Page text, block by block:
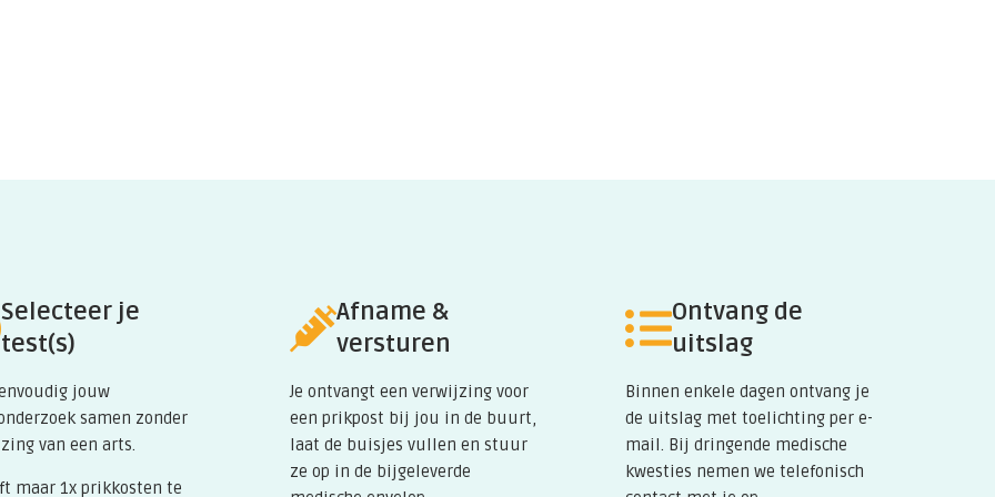
muh-TOE-sis) zorgt ervoor dat
dat je eet. Het teveel aan
lever, hart en alvleesklier. Het
leidt tot levensbedreigende
en cirrose.
Selecteer je
test(s)
jouw
samen zonder
van een arts.
maar 1x prikkosten te
Afname &
versturen
Je ontvangt een verwijzing voor
een prikpost bij jou in de buurt,
laat de buisjes vullen en stuur
ze op in de bijgeleverde
Ontvang de
uitslag
Binnen enkele dagen ontvang je
de uitslag met toelichting per e-
mail. Bij dringende medische
kwesties nemen we telefonisch